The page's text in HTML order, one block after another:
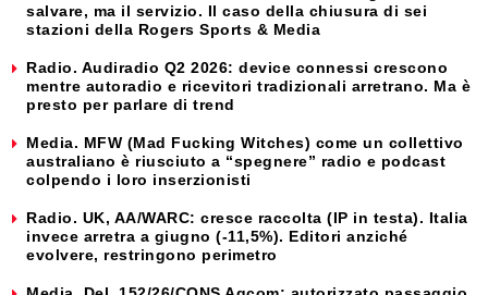
salvare, ma il servizio. Il caso della chiusura di sei
stazioni della Rogers Sports & Media
Radio. Audiradio Q2 2026: device connessi crescono
mentre autoradio e ricevitori tradizionali arretrano. Ma è
presto per parlare di trend
Media. MFW (Mad Fucking Witches) come un collettivo
australiano è riusciuto a “spegnere” radio e podcast
colpendo i loro inserzionisti
Radio. UK, AA/WARC: cresce raccolta (IP in testa). Italia
invece arretra a giugno (-11,5%). Editori anziché
evolvere, restringono perimetro